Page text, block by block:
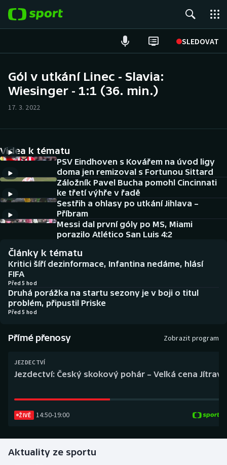
SLEDOVAT
Hokej
Cyklistika
DALŠÍ SPORTY
Americký fotbal
Baseball a softbal
Basketbal
Biatlon
Boby a skeleton
Box
Golf
NEPŘEHLÉDNĚTE
Historické návraty
Aplikace ČT sport
AZ kvíz
Gól v utkání Linec - Slavia:
Wiesinger - 1:1 (36. min.)
17. 3. 2022
Videa k tématu
PSV Eindhoven s Kovářem na úvod ligy
doma jen remizoval s Fortunou Sittard
Záložník Pavel Bucha pomohl Cincinnati
ke třetí výhře v řadě
Sestřih a ohlasy po utkání Jihlava –
Příbram
Messi dal první góly po MS, Miami
porazilo Atlético San Luis 4:2
Články k tématu
Kritici šíří dezinformace, Infantina nedáme, hlásí
FIFA
Před 5 hod
Druhá porážka na startu sezony je v boji o titul
problém, připustil Priske
Před 5 hod
Přímé přenosy Zobrazit program
JEZDECTVÍ
Jezdectví: Český skokový pohár – Velká cena Jítravy
ŽIVĚ 14:50-19:00
Aktuality ze sportu